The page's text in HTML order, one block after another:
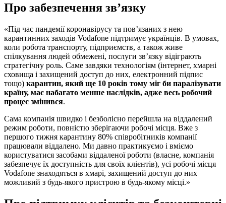
Про забезпечення зв’язку
«Під час пандемії коронавірусу та пов’язаних з нею
карантинних заходів Vodafone підтримує українців. В умовах,
коли робота транспорту, підприємств, а також живе
спілкування людей обмежені, послуги зв’язку відіграють
стратегічну роль. Саме завдяки технологіям (інтернет, хмарні
сховища і захищений доступ до них, електронний підпис
тощо) карантин, який ще 10 років тому міг би паралізувати
країну, має набагато менше наслідків, адже весь робочий
процес змінився.
Сама компанія швидко і безболісно перейшла на віддалений
режим роботи, повністю зберігаючи робочі місця. Вже з
першого тижня карантину 80% співробітників компанії
працювали віддалено. Ми давно практикуємо і вміємо
користуватися засобами віддаленої роботи (власне, компанія
забезпечує їх доступність для своїх клієнтів), усі робочі місця
Vodafone знаходяться в хмарі, захищений доступ до них
можливий з будь-якого пристрою в будь-якому місці.»